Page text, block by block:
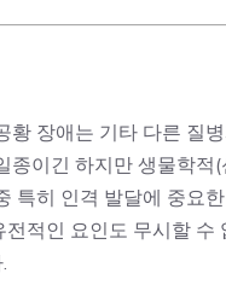
장애는 기타 다른 질
이긴 하지만 생물학
특히 인격 발달에 중요
적인 요인도 무시할 수